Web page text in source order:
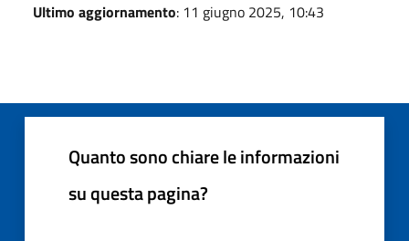
Ultimo aggiornamento: 11 giugno 2025, 10:43
Quanto sono chiare le informazioni
su questa pagina?